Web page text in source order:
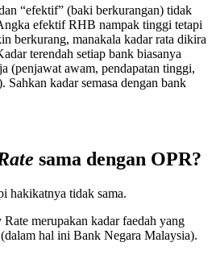
“efektif” (baki berkurangan) tidak
efektif RHB nampak tinggi tetapi
berkurang, manakala kadar rata dikira
terendah setiap bank biasanya
(penjawat awam, pendapatan tinggi,
kadar semasa dengan bank
sama dengan OPR?
hakikatnya tidak sama.
merupakan kadar faedah yang
hal ini Bank Negara Malaysia).